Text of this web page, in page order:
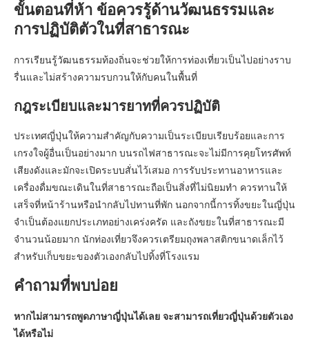
ขั้นตอนที่ห้า ข้อควรรู้ด้านวัฒนธรรมและ
การปฏิบัติตัวในที่สาธารณะ
การเรียนรู้วัฒนธรรมท้องถิ่นจะช่วยให้การท่องเที่ยวเป็นไปอย่างราบ
รื่นและไม่สร้างความรบกวนให้กับคนในพื้นที่
กฎระเบียบและมารยาทที่ควรปฏิบัติ
ประเทศญี่ปุ่นให้ความสำคัญกับความเป็นระเบียบเรียบร้อยและการ
เกรงใจผู้อื่นเป็นอย่างมาก บนรถไฟสาธารณะจะไม่มีการคุยโทรศัพท์
เสียงดังและมักจะเปิดระบบสั่นไว้เสมอ การรับประทานอาหารและ
เครื่องดื่มขณะเดินในที่สาธารณะถือเป็นสิ่งที่ไม่นิยมทำ ควรทานให้
เสร็จที่หน้าร้านหรือนำกลับไปทานที่พัก นอกจากนี้การทิ้งขยะในญี่ปุ่น
จำเป็นต้องแยกประเภทอย่างเคร่งครัด และถังขยะในที่สาธารณะมี
จำนวนน้อยมาก นักท่องเที่ยวจึงควรเตรียมถุงพลาสติกขนาดเล็กไว้
สำหรับเก็บขยะของตัวเองกลับไปทิ้งที่โรงแรม
คำถามที่พบบ่อย
หากไม่สามารถพูดภาษาญี่ปุ่นได้เลย จะสามารถเที่ยวญี่ปุ่นด้วยตัวเอง
ได้หรือไม่